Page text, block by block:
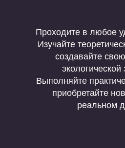
Проходите в любое
Изучайте
создавайте
Выполняйте
приобретайте
реальном